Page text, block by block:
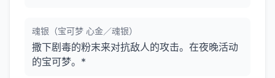
魂银（宝可梦 心金／魂银）
撒下剧毒的粉末来对抗敌人的攻击。在夜晚活动
的宝可梦。*